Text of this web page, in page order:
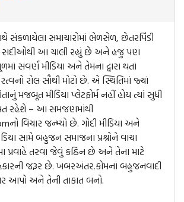
સમાચારોમાં ભેળસેળ, છેતરપિંડી
આ ચાલી રહ્યું છે અને હજુ પણ
સવર્ણ મીડિયા અને તેમના દ્વારા થતાં
રોલ સૌથી મોટો છે. એ સ્થિતિમાં જ્યાં
મજબૂત મીડિયા પ્લેટફોર્મ નહીં હોય ત્યાં સુધી
રહેશે – આ સમજણમાંથી
વિચાર જન્મ્યો છે. ગોદી મીડિયા અને
સામે બહુજન સમાજના પ્રશ્નોને વાચા
પ્રવાહે તરવા જેવું કઠિન છે અને તેના માટે
જરૂર છે. ખબરઅંતર.કોમનાં બહુજનવાદી
આપો અને તેની તાકાત બનો.